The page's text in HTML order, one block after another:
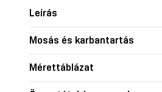
Leírás
Mosás és karbantartás
Mérettáblázat